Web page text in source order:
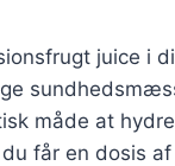
juice i
måde at
får en dosis